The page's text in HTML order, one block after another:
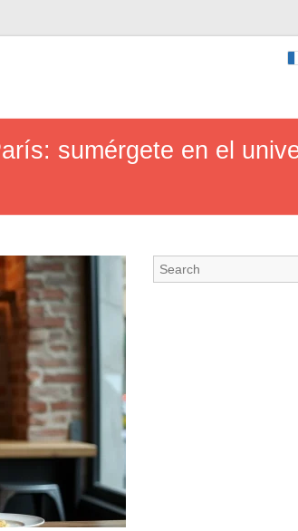
sumérgete en el